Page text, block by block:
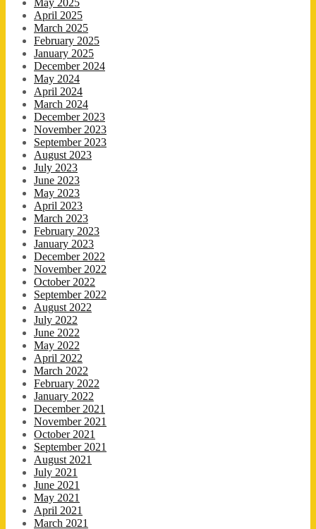
May 2025
April 2025
March 2025
February 2025
January 2025
December 2024
May 2024
April 2024
March 2024
December 2023
November 2023
September 2023
August 2023
July 2023
June 2023
May 2023
April 2023
March 2023
February 2023
January 2023
December 2022
November 2022
October 2022
September 2022
August 2022
July 2022
June 2022
May 2022
April 2022
March 2022
February 2022
January 2022
December 2021
November 2021
October 2021
September 2021
August 2021
July 2021
June 2021
May 2021
April 2021
March 2021